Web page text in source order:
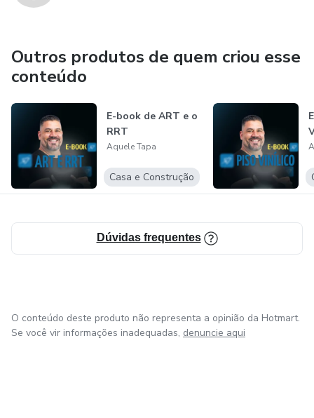
Outros produtos de quem criou esse
conteúdo
E-book de ART e o
RRT
Aquele Tapa
Casa e Construção
Dúvidas frequentes
O conteúdo deste produto não representa a opinião da Hotmart.
Se você vir informações inadequadas, denuncie aqui